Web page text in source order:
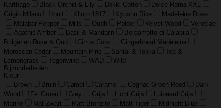
Karthago
Black Orchid & Lily Dokki Cotton
Dolce Roma XXL
Grigio Milano
Inuit Klinto 1817 Kyushu Rice
Madeleine Rose
Malabar Pepper
Mills Oudh Polder Velvet Wood
Venetiae
Agathis Amber
Basil & Mandarin
Bergamotto di Calabria
Bulgarian Rose & Oud
Citrus Coral
Gingerbread Madeleine
Moroccan Cedar
Mountain Pine Santal & Tonka
Tea &
Lemongrass
Tegenwind WAD
Wild
Bijzonderheden
Kleur
Brown
Bruin Camel Caramel Cognac-Groen-Rood
Dark
Wood
Fel Groen Grey Grijs Licht Grijs
Luipaard Grijs
Marine
Mat Zwart Matt Bronzite Matt Tiger
Midnight Blue